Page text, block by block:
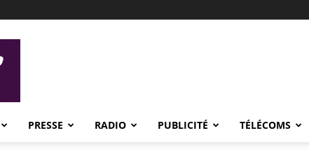
PRESSE RADIO PUBLICITÉ TÉLÉCOMS